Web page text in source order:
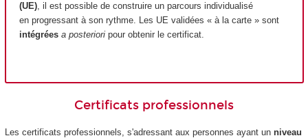
(UE), il est possible de construire un parcours individualisé
en progressant à son rythme. Les UE validées « à la carte » sont
intégrées a posteriori pour obtenir le certificat.
Certificats professionnels
Les certificats professionnels , s'adressant aux personnes ayant un niveau